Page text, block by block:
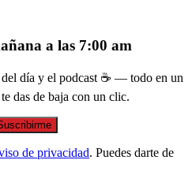
a las 7:00 am
día y el podcast ☕ — todo en un
das de baja con un clic.
de privacidad. Puedes darte de